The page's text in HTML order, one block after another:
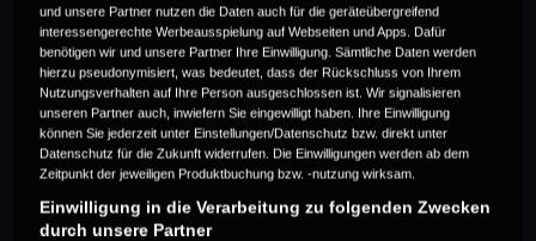
Highlights der Saison
25/26
und unsere Partner nutzen die Daten auch für die geräteübergreifend
interessengerechte Werbeausspielung auf Webseiten und Apps. Dafür
benötigen wir und unsere Partner Ihre Einwilligung. Sämtliche Daten werden
hierzu pseudonymisiert, was bedeutet, dass der Rückschluss von Ihrem
Nutzungsverhalten auf Ihre Person ausgeschlossen ist. Wir signalisieren
unseren Partner auch, inwiefern Sie eingewilligt haben. Ihre Einwilligung
können Sie jederzeit unter Einstellungen/Datenschutz bzw. direkt unter
Datenschutz für die Zukunft widerrufen. Die Einwilligungen werden ab dem
Zeitpunkt der jeweiligen Produktbuchung bzw. -nutzung wirksam.
Einwilligung in die Verarbeitung zu folgenden Zwecken
durch unsere Partner